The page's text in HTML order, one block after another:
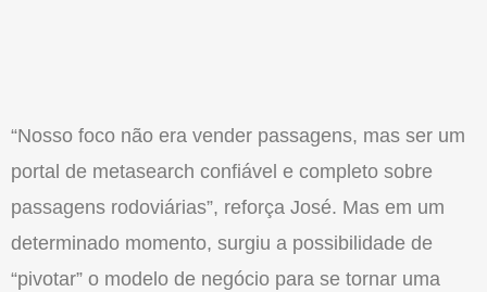
“Nosso foco não era vender passagens, mas ser um
portal de metasearch confiável e completo sobre
passagens rodoviárias”, reforça José. Mas em um
determinado momento, surgiu a possibilidade de
“pivotar” o modelo de negócio para se tornar uma